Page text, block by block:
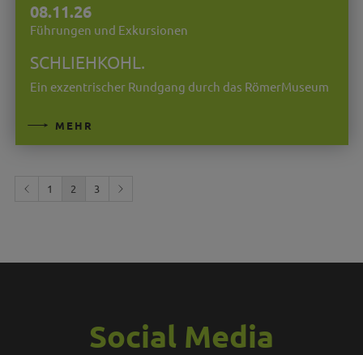
08.11.26
Führungen und Exkursionen
SCHLIEHKOHL.
Ein exzentrischer Rundgang durch das RömerMuseum
MEHR
1 2 3
Social Media